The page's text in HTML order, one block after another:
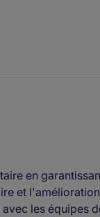
en
et
les équipes